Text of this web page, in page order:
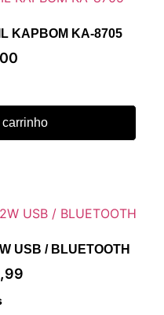
KAPBOM KA-8705
USB / BLUETOOTH